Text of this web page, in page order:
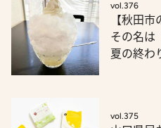
vol.376
【秋田市
その名は
夏の終わ
vol.375